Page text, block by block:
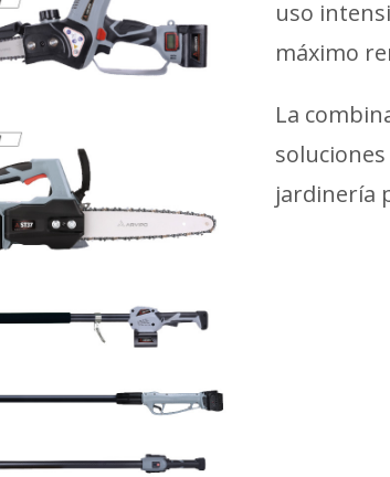
uso
máximo
La
jardinería